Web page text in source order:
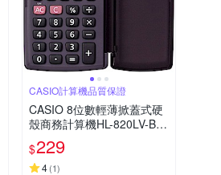
CASIO計算機品質保證
CASIO 8位數輕薄掀蓋式硬
殼商務計算機HL-820LV-BK
(國家考試專用機種)
$229
4(1)